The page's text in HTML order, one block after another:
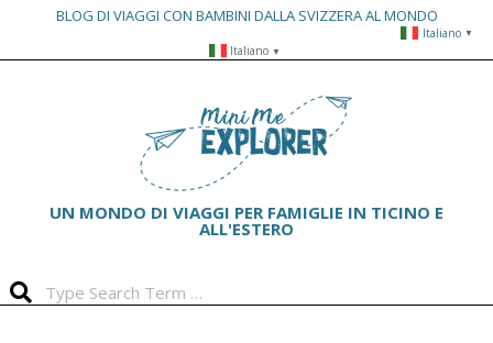
BLOG DI VIAGGI CON BAMBINI DALLA SVIZZERA AL MONDO
Italiano ▼
UN MONDO DI VIAGGI PER FAMIGLIE IN TICINO E
ALL'ESTERO
Italiano ▼